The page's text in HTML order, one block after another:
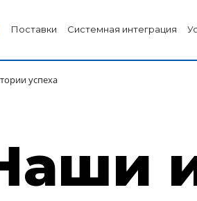
Поставки Системная интеграция
успеха